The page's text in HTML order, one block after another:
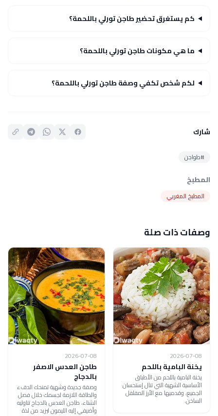
كم يستغرق تحضير طاجن تورلي باللحمة؟
ما هي مكونات طاجن تورلي باللحمة؟
لكم شخص تكفي وصفة طاجن تورلي باللحمة؟
شارك
#طواجن
المطبخ
المطبخ المغربي
وصفات ذات صلة
2026-07-08
يخنة البامية باللحم
يخنة البامية باللحم من الأطباق
الأساسية الشهية التي تنال إستحسان
الجميع، وقدميها مع الأرز المفلفل
الساخن.
2026-07-08
طاجن العدس الاصفر
بالدجاج
وصفة جديدة وشهية تمنحك الدفء
والطاقة اللازمة لجسمك خلال فصل
الشتاء، طاجن العدس بالدجاج تناوليه
وأضيفي إليه الليمون ليزيد من لذة